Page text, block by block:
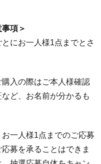
項＞
にお一人様1点までとさ
購入の際はご本人様確認
ど、お名前が分かるも
一人様1点までのご応募
募を承ることはできま